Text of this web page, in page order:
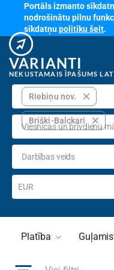
Portāls izmanto
nodrošinātu pilnu
sīkdatņupolitiku šeit.
VARIANTI
NEKUSTAMAIS ĪPAŠUMS
Riebiņu nov. close
Briški-Balckari close
Viesnīcas un brīvdienu
Darbības veids
EUR
Platība